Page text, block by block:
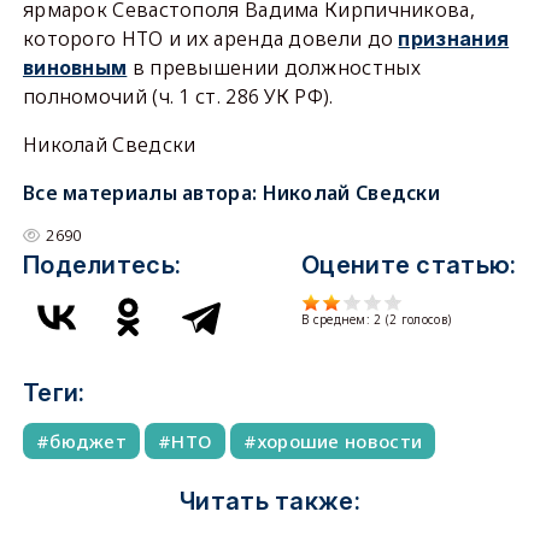
ярмарок Севастополя Вадима Кирпичникова,
которого НТО и их аренда довели до признания
виновным в превышении должностных
полномочий (ч. 1 ст. 286 УК РФ).
Николай Сведски
Все материалы автора: Николай Сведски
2690
Поделитесь: Оцените статью:
В среднем:2 (2 голосов)
Теги:
бюджет НТО хорошие новости
Читать также: